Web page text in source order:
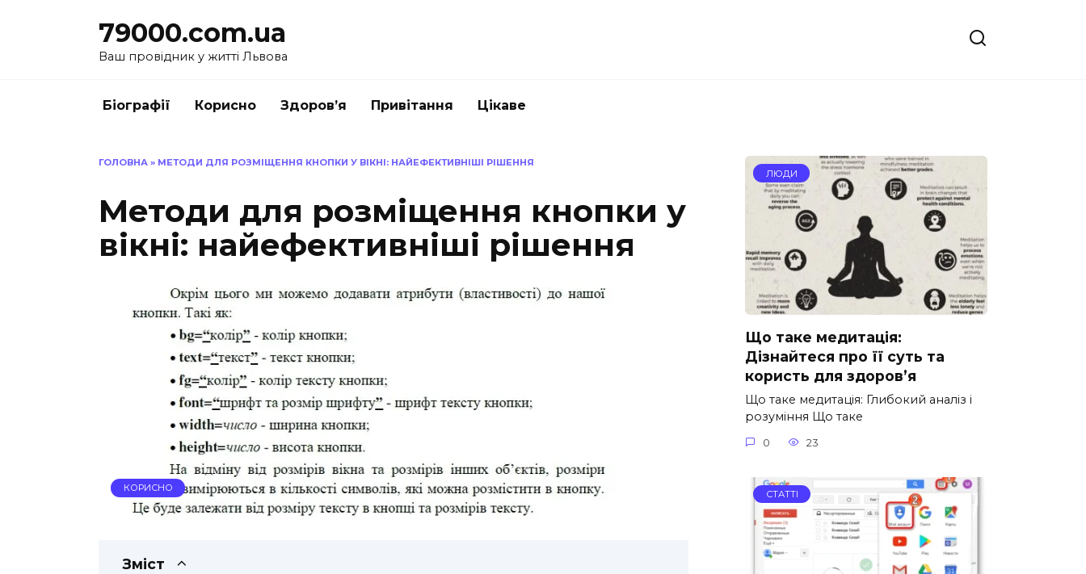
79000.com.ua
Ваш провідник у житті Львова
Біографії Корисно Здоров’я Привітання Цікаве
ГОЛОВНА » МЕТОДИ ДЛЯ РОЗМІЩЕННЯ КНОПКИ У ВІКНІ: НАЙЕФЕКТИВНІШІ РІШЕННЯ
Методи для розміщення кнопки у
вікні: найефективніші рішення
КОРИСНО
Зміст
ЛЮДИ
Що таке медитація:
Дізнайтеся про її суть та
користь для здоров’я
Що таке медитація: Глибокий аналіз і
розуміння Що таке
0 23
СТАТТІ